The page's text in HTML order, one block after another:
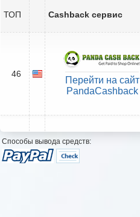
ТОП Cashback сервис
46
Перейти на сайт
PandaCashback
Способы вывода средств: